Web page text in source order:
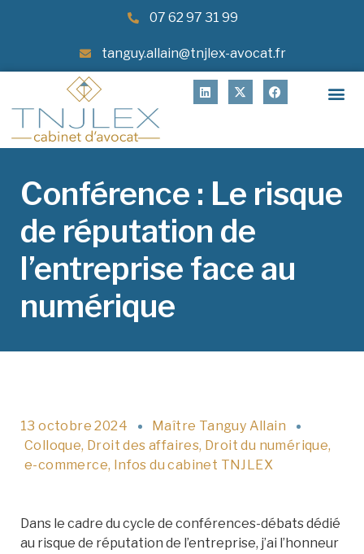
07 62 97 31 99
tanguy.allain@tnjlex-avocat.fr
Conférence : Le risque
de réputation de
l’entreprise face au
numérique
13 octobre 2024
Maître Tanguy Allain
Colloque, Droit des affaires, Droit du numérique,
e-commerce, Infos du cabinet TNJLEX
Dans le cadre du cycle de conférences-débats dédié
au risque de réputation de l’entreprise, j’ai l’honneur